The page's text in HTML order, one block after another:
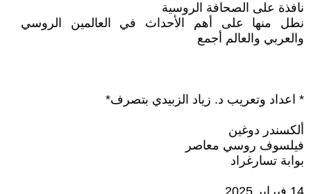
نافذة على الصحافة الروسية
نطل منها على أهم الأحداث في العالمين الروسي
والعربي والعالم أجمع
* اعداد وتعريب د. زياد الزبيدي بتصرف*
ألكسندر دوغين
فيلسوف روسي معاصر
بوابة تسارغراد